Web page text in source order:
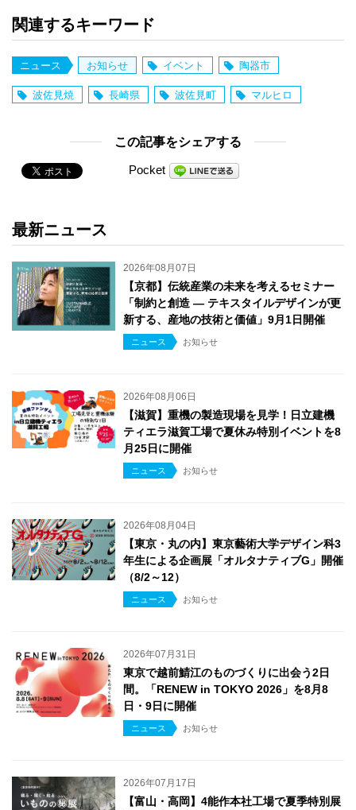
関連するキーワード
ニュース お知らせ イベント 陶器市
波佐見焼 長崎県 波佐見町 マルヒロ
この記事をシェアする
Pocket
最新ニュース
2026年08月07日
【京都】伝統産業の未来を考えるセミナー
「制約と創造 ― テキスタイルデザインが更
新する、産地の技術と価値」9月1日開催
ニュース お知らせ
2026年08月06日
【滋賀】重機の製造現場を見学！日立建機
ティエラ滋賀工場で夏休み特別イベントを8
月25日に開催
ニュース お知らせ
2026年08月04日
【東京・丸の内】東京藝術大学デザイン科3
年生による企画展「オルタナティブG」開催
（8/2～12）
ニュース お知らせ
2026年07月31日
東京で越前鯖江のものづくりに出会う2日
間。「RENEW in TOKYO 2026」を8月8
日・9日に開催
ニュース お知らせ
2026年07月17日
【富山・高岡】4能作本社工場で夏季特別展